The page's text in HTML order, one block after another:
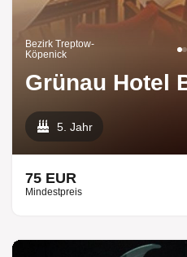
Bezirk Treptow-
Köpenick
Grünau Hotel
5. Jahr
75 EUR
Mindestpreis